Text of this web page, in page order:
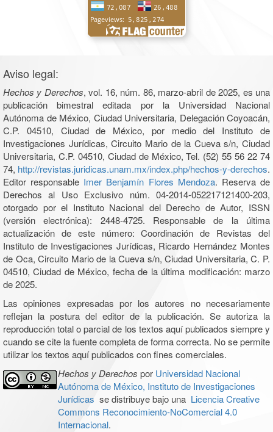
Aviso legal:
Hechos y Derechos, vol. 16, núm. 86, marzo-abril de 2025, es una
publicación bimestral editada por la Universidad Nacional
Autónoma de México, Ciudad Universitaria, Delegación Coyoacán,
C.P. 04510, Ciudad de México, por medio del Instituto de
Investigaciones Jurídicas, Circuito Mario de la Cueva s/n, Ciudad
Universitaria, C.P. 04510, Ciudad de México, Tel. (52) 55 56 22 74
74, http://revistas.juridicas.unam.mx/index.php/hechos-y-derechos.
Editor responsable Imer Benjamín Flores Mendoza. Reserva de
Derechos al Uso Exclusivo núm. 04-2014-052217121400-203,
otorgado por el Instituto Nacional del Derecho de Autor, ISSN
(versión electrónica): 2448-4725. Responsable de la última
actualización de este número: Coordinación de Revistas del
Instituto de Investigaciones Jurídicas, Ricardo Hernández Montes
de Oca, Circuito Mario de la Cueva s/n, Ciudad Universitaria, C. P.
04510, Ciudad de México, fecha de la última modificación: marzo
de 2025.
Las opiniones expresadas por los autores no necesariamente
reflejan la postura del editor de la publicación. Se autoriza la
reproducción total o parcial de los textos aquí publicados siempre y
cuando se cite la fuente completa de forma correcta. No se permite
utilizar los textos aquí publicados con fines comerciales.
Hechos y Derechos por Universidad Nacional
Autónoma de México, Instituto de Investigaciones
Jurídicas se distribuye bajo una Licencia Creative
Commons Reconocimiento-NoComercial 4.0
Internacional.